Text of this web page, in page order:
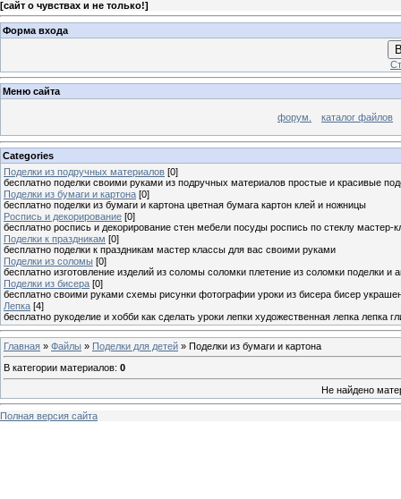
[сайт о чувствах и не только!]
Форма входа
Меню сайта
форум. каталог файлов
Categories
Поделки из подручных материалов [0]
бесплатно поделки своими руками из подручных материалов простые и красивые
Поделки из бумаги и картона [0]
бесплатно поделки из бумаги и картона цветная бумага картон клей и ножницы
Роспись и декорирование [0]
бесплатно роспись и декорирование стен мебели посуды роспись по стеклу мастер-
Поделки к праздникам [0]
бесплатно поделки к праздникам мастер классы для вас своими руками
Поделки из соломы [0]
бесплатно изготовление изделий из соломы соломки плетение из соломки поделки и
Поделки из бисера [0]
бесплатно своими руками схемы рисунки фотографии уроки из бисера бисер
Лепка [4]
бесплатно рукоделие и хобби как сделать уроки лепки художественная лепка лепка
Главная » Файлы » Поделки для детей » Поделки из бумаги и картона
В категории материалов: 0
Не найдено
Полная версия сайта